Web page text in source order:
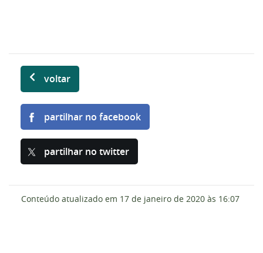
voltar
partilhar no facebook
partilhar no twitter
Conteúdo atualizado em 17 de janeiro de 2020 às 16:07